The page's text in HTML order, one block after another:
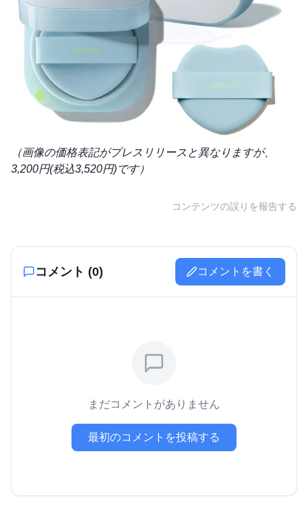
（画像の価格表記がプレスリリースと異なりますが、
3,200円(税込3,520円)です）
コンテンツの誤りを報告する
コメント (0) コメントを書く
まだコメントがありません
最初のコメントを投稿する